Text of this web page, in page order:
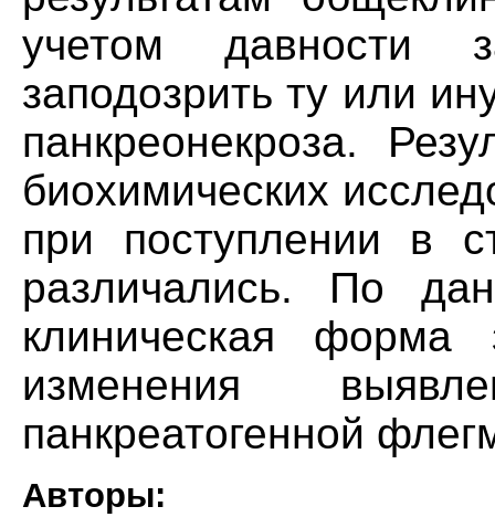
учетом давности
заподозрить ту или
панкреонекроза.
биохимических
при поступлении в
различались. По
клиническая форма
изменения
панкреатогенной
Авторы: